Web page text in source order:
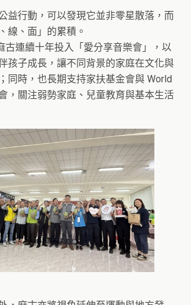
益行動，可以發現它並非零星散落，而
線、面」的累積。
古連續十年投入「愛分享音樂會」，以
孩子成長，讓不同背景的家庭在文化與
同時，也長期支持家扶基金會與 World
，關注弱勢家庭、兒童教育與基本生活